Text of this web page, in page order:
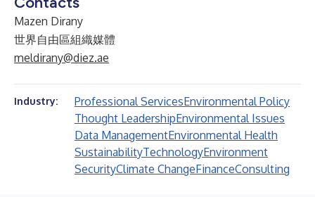
Mazen Dirany
世界自由區組織媒體
meldirany@diez.ae
Industry: Professional ServicesEnvironmental Policy
Thought LeadershipEnvironmental Issues
Data ManagementEnvironmental Health
SustainabilityTechnologyEnvironment
SecurityClimate ChangeFinanceConsulting